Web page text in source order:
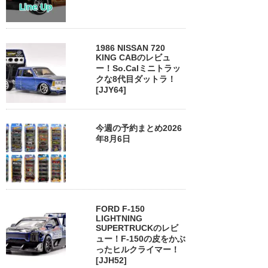
1986 NISSAN 720
KING CABのレビュ
ー！So.Calミニトラッ
クな8代目ダットラ！
[JJY64]
今週の予約まとめ2026
年8月6日
FORD F-150
LIGHTNING
SUPERTRUCKのレビ
ュー！F-150の皮をかぶ
ったヒルクライマー！
[JJH52]